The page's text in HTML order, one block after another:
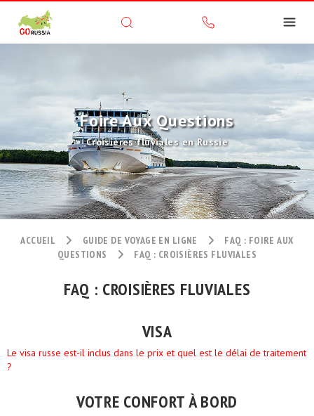
Foire Aux Questions
Croisières fluviales en Russie
ACCUEIL GUIDE DE VOYAGE EN LIGNE
FAQ : FOIRE AUX
QUESTIONS
FAQ : CROISIÈRES FLUVIALES
FAQ : CROISIÈRES FLUVIALES
VISA
Le visa russe est-il inclus dans le prix et quel est le délai de traitement
?
VOTRE CONFORT À BORD